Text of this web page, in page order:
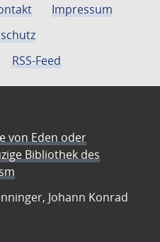
Impressum
RSS-Feed
von Eden oder
Bibliothek des
Johann Konrad